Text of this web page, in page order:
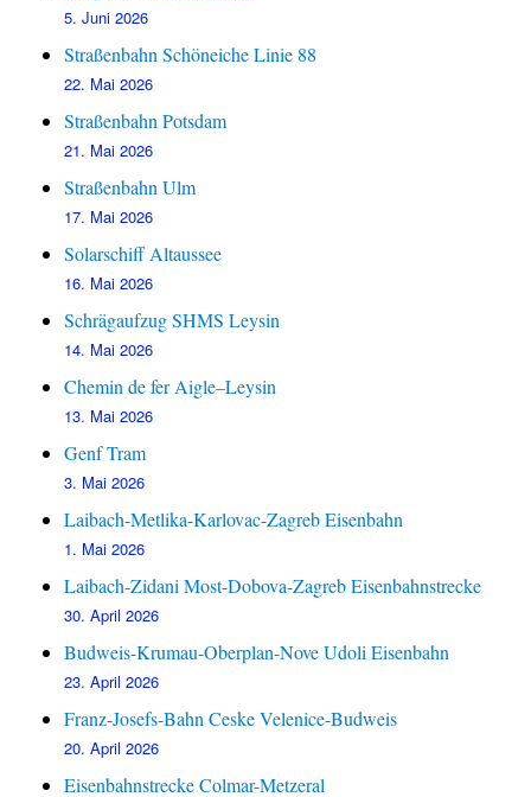
5. Juni 2026
Straßenbahn Schöneiche Linie 88
22. Mai 2026
Straßenbahn Potsdam
21. Mai 2026
Straßenbahn Ulm
17. Mai 2026
Solarschiff Altaussee
16. Mai 2026
Schrägaufzug SHMS Leysin
14. Mai 2026
Chemin de fer Aigle–Leysin
13. Mai 2026
Genf Tram
3. Mai 2026
Laibach-Metlika-Karlovac-Zagreb Eisenbahn
1. Mai 2026
Laibach-Zidani Most-Dobova-Zagreb Eisenbahnstrecke
30. April 2026
Budweis-Krumau-Oberplan-Nove Udoli Eisenbahn
23. April 2026
Franz-Josefs-Bahn Ceske Velenice-Budweis
20. April 2026
Eisenbahnstrecke Colmar-Metzeral